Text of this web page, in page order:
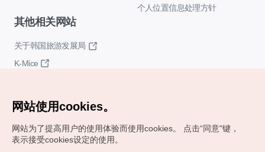
个人位置信息处理方针
其他相关网站
关于韩国旅游发展局
K-Mice
网站使用cookies。
网站为了提高用户的使用体验而使用cookies。
点击“同意"键，
表示接受cookies设定的使用。